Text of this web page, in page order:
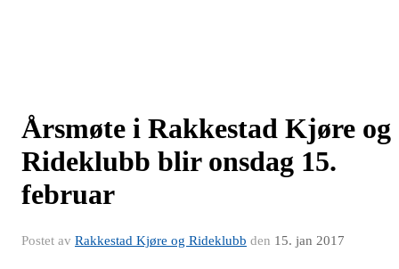
Årsmøte i Rakkestad Kjøre og
Rideklubb blir onsdag 15.
februar
Postet av Rakkestad Kjøre og Rideklubb den 15. jan 2017